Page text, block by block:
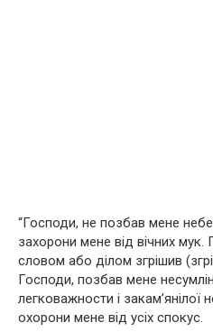
“Господи, не позбав мене
захopoни мене від вічних
словом або ділом згрішив
Господи, позбав мене
легковажности і закам’янілої
охорони мене від усіх спокус.